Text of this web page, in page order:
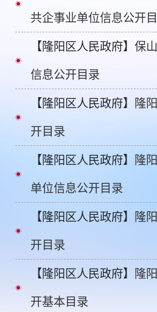
共企事业单位信息公开
【隆阳区人民政府】保
信息公开目录
【隆阳区人民政府】 隆
开目录
【隆阳区人民政府】 隆
单位信息公开目录
【隆阳区人民政府】 隆
开目录
【隆阳区人民政府】 隆
开基本目录